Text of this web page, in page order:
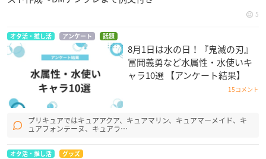
5
オタ活・推し活 アンケート 話題
8月1日は水の日！『鬼滅の刃』
冨岡義勇など水属性・水使いキ
ャラ10選 【アンケート結果】
15コメント
プリキュアではキュアアクア、キュアマリン、キュアマーメイド、キ
ュアフォンテーヌ、キュアラ…
オタ活・推し活 グッズ